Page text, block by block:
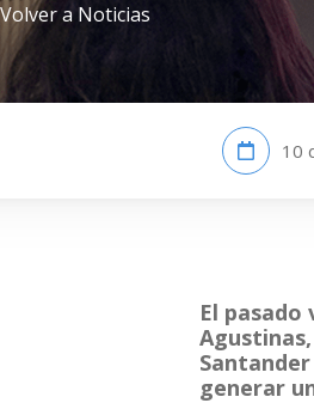
Volver a Noticias
10
El
generar